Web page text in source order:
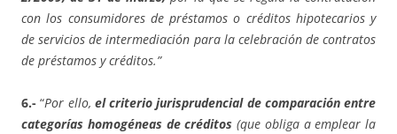
con los consumidores de préstamos o créditos hipotecarios y
de servicios de intermediación para la celebración de contratos
de préstamos y créditos.”
6.- “Por ello, el criterio jurisprudencial de comparación entre
categorías homogéneas de créditos (que obliga a emplear la